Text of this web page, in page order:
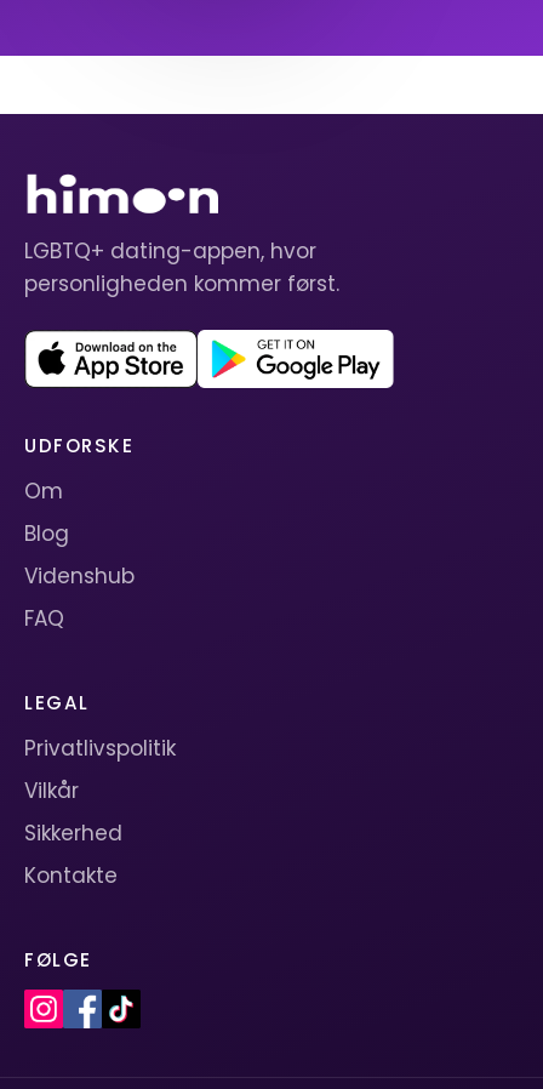
LGBTQ+ dating-appen, hvor
personligheden kommer først.
UDFORSKE
Om
Blog
Videnshub
FAQ
LEGAL
Privatlivspolitik
Vilkår
Sikkerhed
Kontakte
FØLGE